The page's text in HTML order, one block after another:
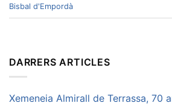
Bisbal d'Empordà
DARRERS ARTICLES
Xemeneia Almirall de Terrassa, 70